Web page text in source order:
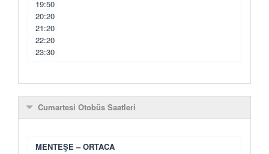
19:50
20:20
21:20
22:20
23:30
Cumartesi Otobüs Saatleri
MENTEŞE – ORTACA